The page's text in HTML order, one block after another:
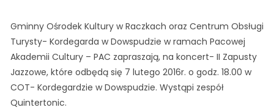
Gminny Ośrodek Kultury w Raczkach oraz Centrum Obsługi
Turysty- Kordegarda w Dowspudzie w ramach Pacowej
Akademii Cultury – PAC zapraszają, na koncert- II Zapusty
Jazzowe, które odbędą się 7 lutego 2016r. o godz. 18.00 w
COT- Kordegardzie w Dowspudzie. Wystąpi zespół
Quintertonic.